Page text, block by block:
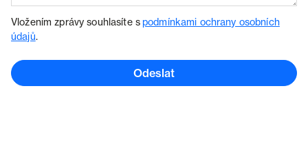
Vložením zprávy souhlasíte spodmínkami ochrany osobních
údajů.
Odeslat